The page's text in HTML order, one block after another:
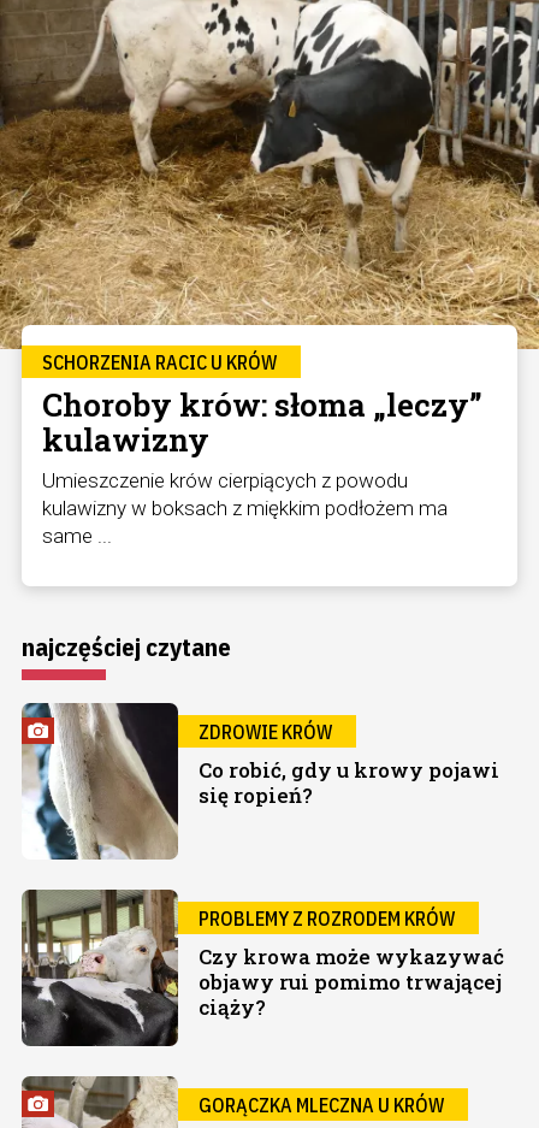
SCHORZENIA RACIC U KRÓW
Choroby krów: słoma „leczy”
kulawizny
Umieszczenie krów cierpiących z powodu
kulawizny w boksach z miękkim podłożem ma
same ...
najczęściej czytane
ZDROWIE KRÓW
Co robić, gdy u krowy pojawi
się ropień?
PROBLEMY Z ROZRODEM KRÓW
Czy krowa może wykazywać
objawy rui pomimo trwającej
ciąży?
GORĄCZKA MLECZNA U KRÓW